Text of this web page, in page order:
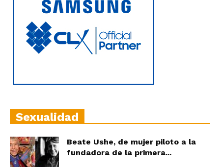
Hora
|
Sexualidad
Beate Ushe, de mujer piloto a la
fundadora de la primera...